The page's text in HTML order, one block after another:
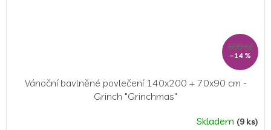
699 Kč
–14 %
Vánoční bavlněné povlečení 140x200 + 70x90 cm -
Grinch "Grinchmas"
Skladem (9 ks)